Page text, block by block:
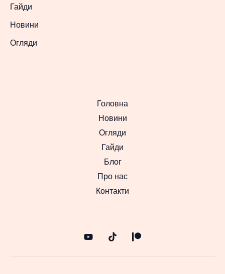
Гайди
Новини
Огляди
Головна
Новини
Огляди
Гайди
Блог
Про нас
Контакти